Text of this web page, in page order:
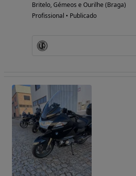
Britelo, Gémeos e Ourilhe (Braga)
Profissional • Publicado